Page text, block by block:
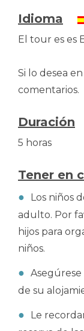
Idioma
El tour es es
Si lo desea
comentarios.
Duración
5 horas
Tener en
Los niños
adulto. Por
hijos para
niños.
de su
Le